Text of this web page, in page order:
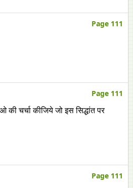
Page 111
Page 111
की चर्चा कीजिये जो इस सिद्धांत पर
Page 111